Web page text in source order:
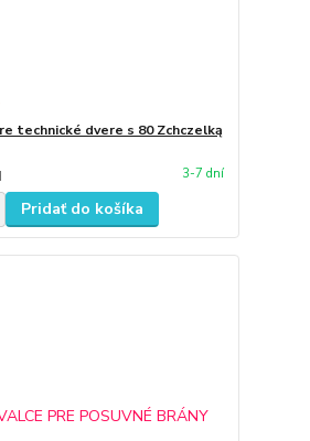
technické dvere s 80 Zchczelką
3-7 dní
Pridať do košíka